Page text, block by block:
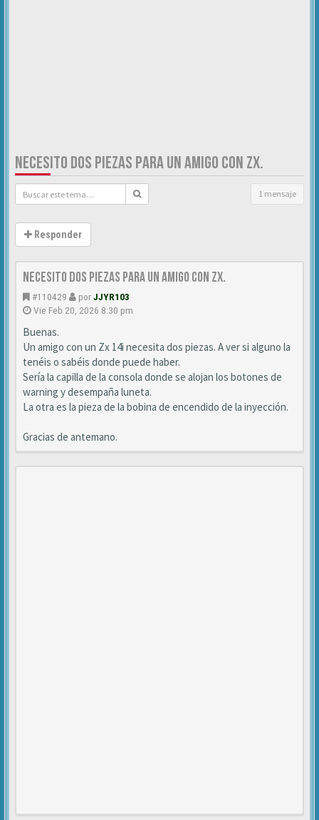
NECESITO DOS PIEZAS PARA UN AMIGO CON ZX.
1 mensaje
Responder
Necesito dos piezas para un amigo con ZX.
#110429 porJJYR103
Vie Feb 20, 2026 8:30 pm
Buenas.
Un amigo con un Zx 14i necesita dos piezas. A ver si alguno la
tenéis o sabéis donde puede haber.
Sería la capilla de la consola donde se alojan los botones de
warning y desempaña luneta.
La otra es la pieza de la bobina de encendido de la inyección.
Gracias de antemano.